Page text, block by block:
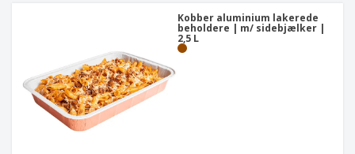
Kobber aluminium lakerede
beholdere | m/ sidebjælker |
2,5 L